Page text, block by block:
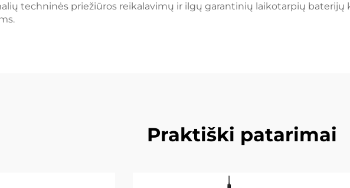
techninės priežiūros reikalavimų ir ilgų garantinių laikotarpių
Praktiški patarimai